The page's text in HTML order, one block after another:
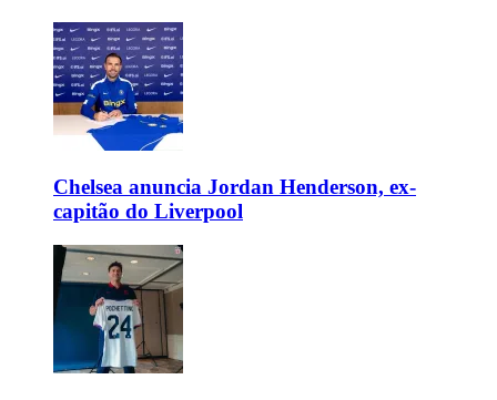
Chelsea anuncia Jordan Henderson, ex-
capitão do Liverpool